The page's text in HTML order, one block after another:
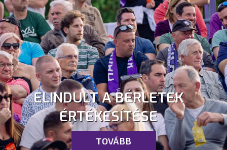
ELINDULT A BÉRLETEK
ÉRTÉKESÍTÉSE
TOVÁBB